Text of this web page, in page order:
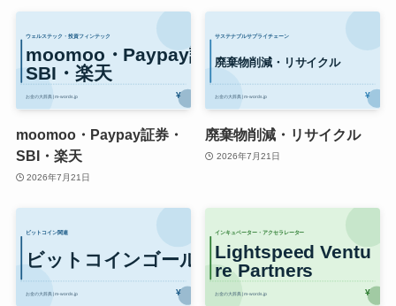
moomoo・Paypay証券・
SBI・楽天
2026年7月21日
廃棄物削減・リサイクル
2026年7月21日